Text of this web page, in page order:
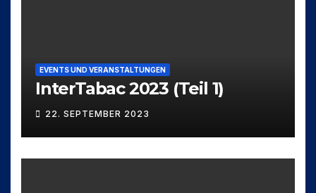
EVENTS UND VERANSTALTUNGEN
InterTabac 2023 (Teil 1)
22. SEPTEMBER 2023